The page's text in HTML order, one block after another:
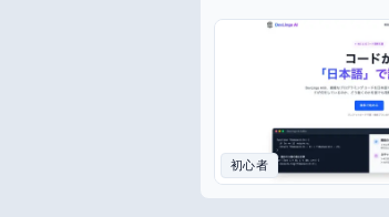
初心者